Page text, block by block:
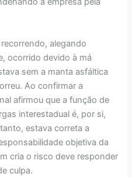
alegando
ocorrido devido à má
sem a manta asfáltica
Ao confirmar a
afirmou que a função de
interestadual é, por si,
estava correta a
objetiva da
cria o risco deve responder
culpa.